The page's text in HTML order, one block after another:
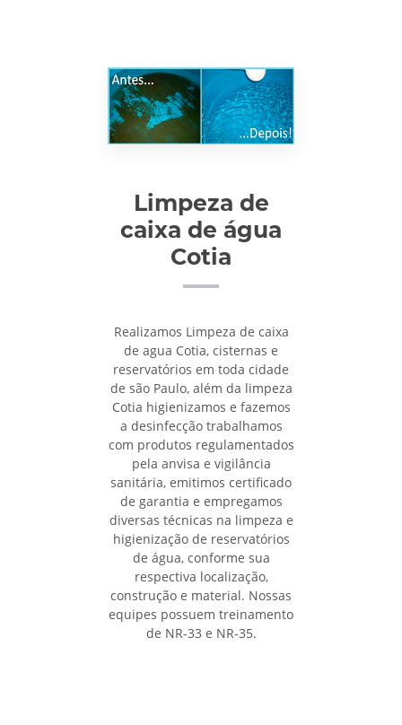
Limpeza de
caixa de água
Cotia
Realizamos Limpeza de caixa
de agua Cotia, cisternas e
reservatórios em toda cidade
de são Paulo, além da limpeza
Cotia higienizamos e fazemos
a desinfecção trabalhamos
com produtos regulamentados
pela anvisa e vigilância
sanitária, emitimos certificado
de garantia e empregamos
diversas técnicas na limpeza e
higienização de reservatórios
de água, conforme sua
respectiva localização,
construção e material. Nossas
equipes possuem treinamento
de NR-33 e NR-35.